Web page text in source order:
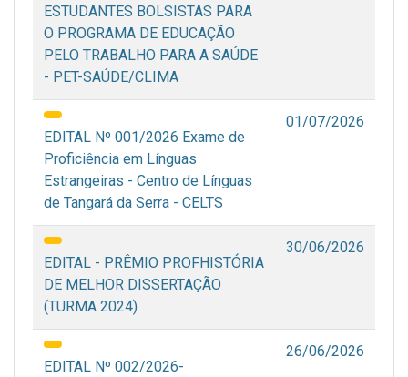
ESTUDANTES BOLSISTAS PARA
O PROGRAMA DE EDUCAÇÃO
PELO TRABALHO PARA A SAÚDE
- PET-SAÚDE/CLIMA
EDITAL Nº 001/2026 Exame de
Proficiência em Línguas
Estrangeiras - Centro de Línguas
de Tangará da Serra - CELTS
01/07/2026
EDITAL - PRÊMIO PROFHISTÓRIA
DE MELHOR DISSERTAÇÃO
(TURMA 2024)
30/06/2026
EDITAL Nº 002/2026-
26/06/2026